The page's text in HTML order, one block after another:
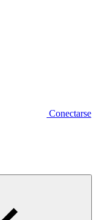
Conectarse